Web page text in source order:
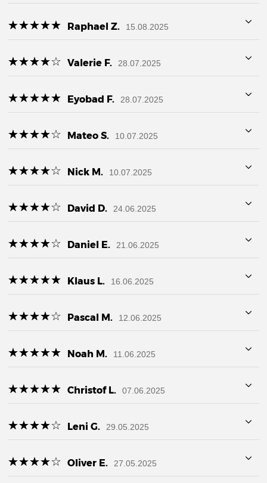
☆☆☆☆☆
★★★★★ Raphael Z. 15.08.2025
☆☆☆☆☆
★★★★★ Valerie F. 28.07.2025
☆☆☆☆☆
★★★★★ Eyobad F. 28.07.2025
☆☆☆☆☆
★★★★★ Mateo S. 10.07.2025
☆☆☆☆☆
★★★★★ Nick M. 10.07.2025
☆☆☆☆☆
★★★★★ David D. 24.06.2025
☆☆☆☆☆
★★★★★ Daniel E. 21.06.2025
☆☆☆☆☆
★★★★★ Klaus L. 16.06.2025
☆☆☆☆☆
★★★★★ Pascal M. 12.06.2025
☆☆☆☆☆
★★★★★ Noah M. 11.06.2025
☆☆☆☆☆
★★★★★ Christof L. 07.06.2025
☆☆☆☆☆
★★★★★ Leni G. 29.05.2025
☆☆☆☆☆
★★★★★ Oliver E. 27.05.2025